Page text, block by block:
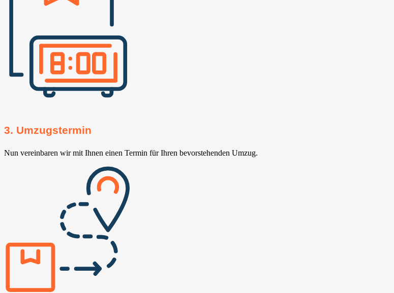
3. Umzugstermin
Nun vereinbaren wir mit Ihnen einen Termin für Ihren bevorstehenden Umzug.